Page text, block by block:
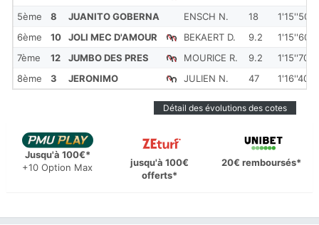
5ème
8 JUANITO GOBERNA ENSCH N. 18
1'15''500
6ème
10 JOLI MEC D'AMOUR BEKAERT D. 9.2
1'15''600
7ème
12 JUMBO DES PRES MOURICE R. 9.2
1'15''700
8ème
3 JERONIMO JULIEN N. 47 1'16''400
Détail des évolutions des cotes
Jusqu'à 100€*
+10 Option Max
jusqu'à 100€
offerts*
20€ remboursés*